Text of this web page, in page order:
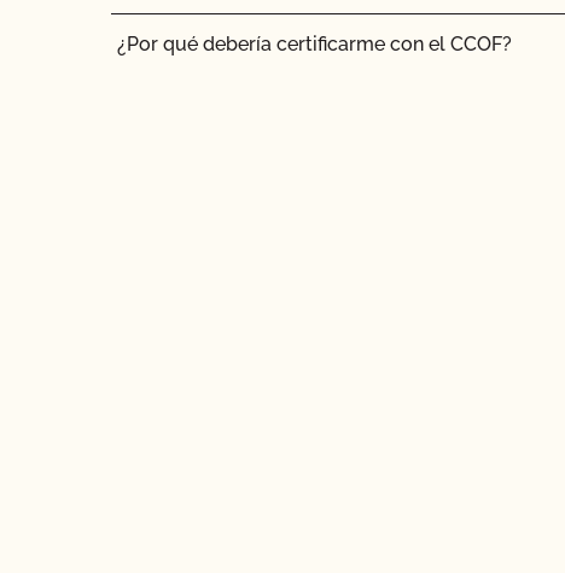
¿Por qué debería certificarme con el CCOF?